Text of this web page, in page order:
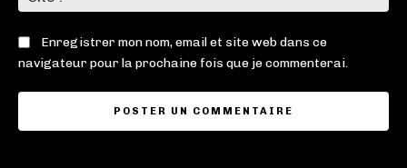
:
Enregistrer mon nom, email et site web dans ce
navigateur pour la prochaine fois que je commenterai.